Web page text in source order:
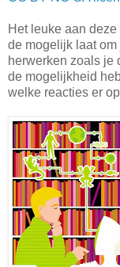
Het leuke aan
de mogelijk laat
herwerken zoals je
de mogelijkheid
welke reacties er